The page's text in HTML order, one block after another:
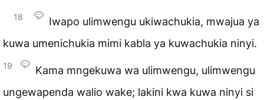
18
Iwapo ulimwengu ukiwachukia, mwajua ya
kuwa umenichukia mimi kabla ya kuwachukia ninyi.
19
Kama mngekuwa wa ulimwengu, ulimwengu
ungewapenda walio wake; lakini kwa kuwa ninyi si